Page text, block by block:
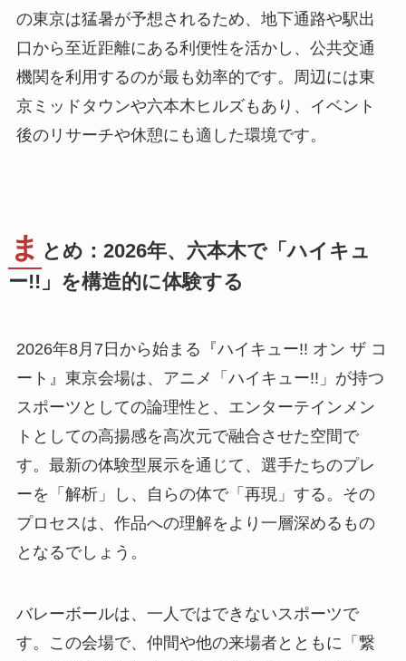
の東京は猛暑が予想されるため、地下通路や駅出
口から至近距離にある利便性を活かし、公共交通
機関を利用するのが最も効率的です。周辺には東
京ミッドタウンや六本木ヒルズもあり、イベント
後のリサーチや休憩にも適した環境です。
ま とめ：2026年、六本木で「ハイキュ
ー!!」を構造的に体験する
2026年8月7日から始まる『ハイキュー!! オン ザ コ
ート』東京会場は、アニメ「ハイキュー!!」が持つ
スポーツとしての論理性と、エンターテインメン
トとしての高揚感を高次元で融合させた空間で
す。最新の体験型展示を通じて、選手たちのプレ
ーを「解析」し、自らの体で「再現」する。その
プロセスは、作品への理解をより一層深めるもの
となるでしょう。
バレーボールは、一人ではできないスポーツで
す。この会場で、仲間や他の来場者とともに「繋